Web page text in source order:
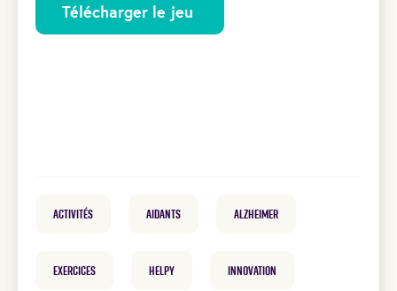
Télécharger le jeu
Activités Aidants Alzheimer
exercices helpy innovation